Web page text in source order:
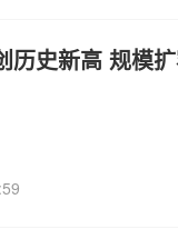
历史新高 规模